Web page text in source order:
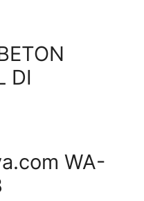
DI
WA-